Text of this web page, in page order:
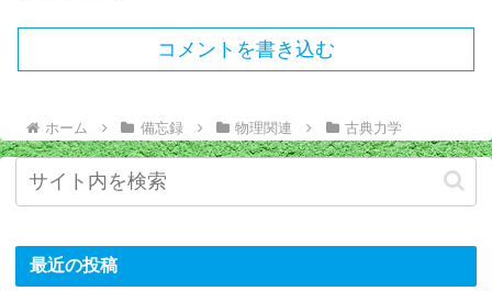
コメントを書き込む
ホーム 備忘録 物理関連 古典力学
最近の投稿